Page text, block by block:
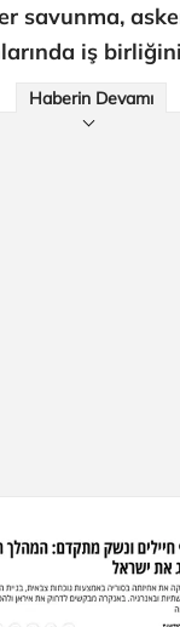
savunma,
iş
Haberin Devamı